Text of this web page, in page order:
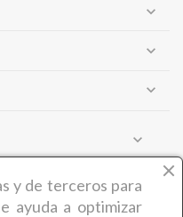
expand_more
expand_more
expand_more
expand_more
expand_more
y de terceros para
ayuda a optimizar